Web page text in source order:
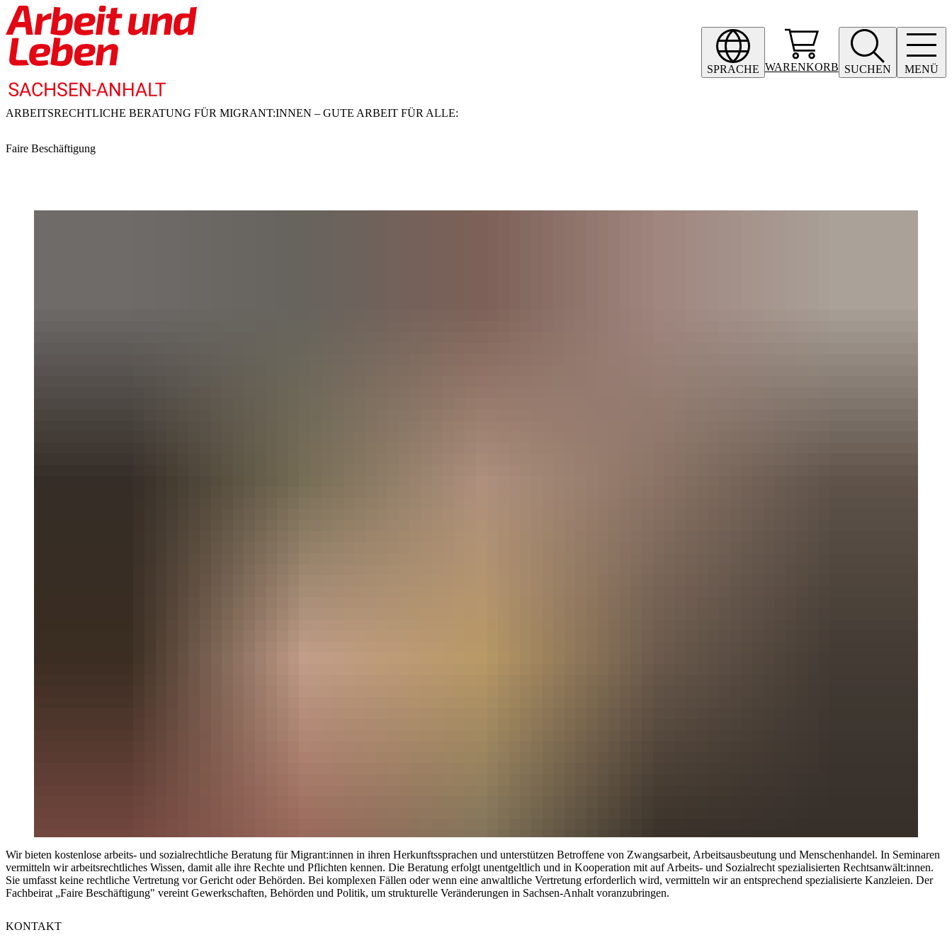
SPRACHE WARENKORB SUCHEN MENÜ
ARBEITSRECHTLICHE BERATUNG FÜR MIGRANT:INNEN – GUTE ARBEIT FÜR ALLE:
Faire Beschäftigung
Wir bieten kostenlose arbeits- und sozialrechtliche Beratung für Migrant:innen in ihren Herkunftssprachen und unterstützen Betroffene von Zwangsarbeit, Arbeitsausbeutung und Menschenhandel. In Seminaren
vermitteln wir arbeitsrechtliches Wissen, damit alle ihre Rechte und Pflichten kennen. Die Beratung erfolgt unentgeltlich und in Kooperation mit auf Arbeits- und Sozialrecht spezialisierten Rechtsanwält:innen.
Sie umfasst keine rechtliche Vertretung vor Gericht oder Behörden. Bei komplexen Fällen oder wenn eine anwaltliche Vertretung erforderlich wird, vermitteln wir an entsprechend spezialisierte Kanzleien. Der
Fachbeirat „Faire Beschäftigung" vereint Gewerkschaften, Behörden und Politik, um strukturelle Veränderungen in Sachsen-Anhalt voranzubringen.
KONTAKT